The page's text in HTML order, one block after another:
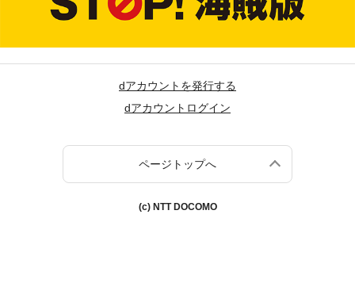
dアカウントを発行する
dアカウントログイン
ページトップへ
(c) NTT DOCOMO